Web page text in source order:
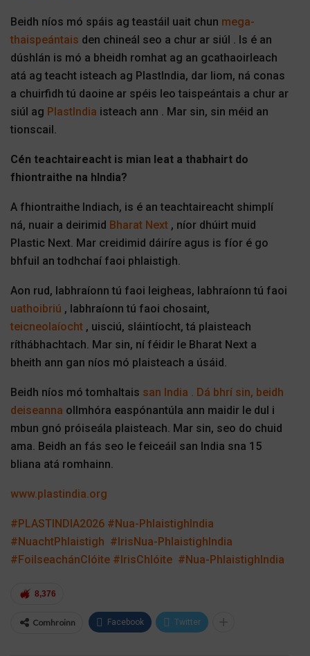
Beidh níos mó spáis ag teastáil uait chun mega-
thaispeántais den chineál seo a chur ar siúl . Is é an
dúshlán is mó a bheidh romhat ag an gcathaoirleach
atá ag teacht isteach ag PlastIndia, dar liom, ná conas
a chuirfidh tú daoine ar spéis leo taispeántais a chur ar
siúl ag PlastIndia isteach ann . Mar sin, sin méid an
tionscail.
Cén teachtaireacht is mian leat a thabhairt do
fhiontraithe na hIndia?
A fhiontraithe Indiach, is é an teachtaireacht shimplí
ná, nuair a deirimid Bharat Next , níor dhúirt muid
Plastic Next. Mar creidimid dáiríre agus is fíor é go
bhfuil an todhchaí faoi phlaistigh.
Aon rud, labhraíonn tú faoi leigheas, labhraíonn tú faoi
uathoibriú , labhraíonn tú faoi chosaint,
teicneolaíocht , uisciú, sláintíocht, tá plaisteach
ríthábhachtach. Mar sin, ní féidir le Bharat Next a
bheith ann gan níos mó plaisteach a úsáid.
Beidh níos mó tomhaltais san India . Dá bhrí sin, beidh
deiseanna ollmhóra easpónantúla ann maidir le dul i
mbun gnó próiseála plaisteach. Mar sin, seo do chuid
ama. Beidh an fás seo le feiceáil san India sna 15
bliana atá romhainn.
www.plastindia.org
#PLASTINDIA2026 #Nua-PhlaistighIndia
#NuachtPhlaistigh #IrisNua-PhlaistighIndia
#FoilseachánClóite #IrisChlóite #Nua-PhlaistighIndia
8,376
Comhroinn Facebook Twitter